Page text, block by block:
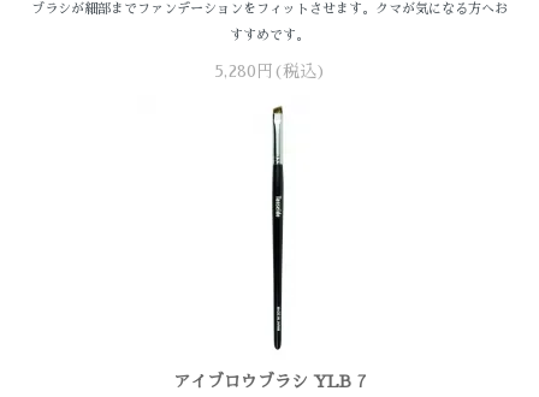
ブラシが細部までファンデーションをフィットさせます。クマが気になる方へお
すすめです。
5,280円(税込)
アイブロウブラシ YLB 7